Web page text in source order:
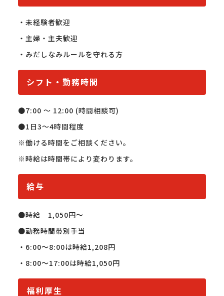
・未経験者歓迎
・主婦・主夫歓迎
・みだしなみルールを守れる方
シフト・勤務時間
●7:00 〜 12:00 (時間相談可)
●1日3～4時間程度
※働ける時間をご相談ください。
※時給は時間帯により変わります。
給与
●時給　1,050円〜
●勤務時間帯別手当
・6:00〜8:00は時給1,208円
・8:00〜17:00は時給1,050円
福利厚生